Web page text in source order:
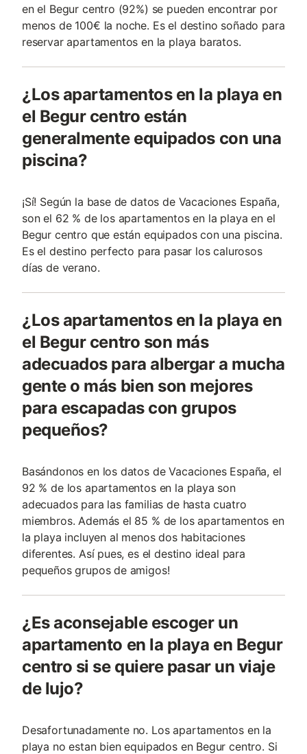
en el Begur centro (92%) se pueden encontrar por
menos de 100€ la noche. Es el destino soñado para
reservar apartamentos en la playa baratos.
¿Los apartamentos en la playa en
el Begur centro están
generalmente equipados con una
piscina?
¡Sí! Según la base de datos de Vacaciones España,
son el 62 % de los apartamentos en la playa en el
Begur centro que están equipados con una piscina.
Es el destino perfecto para pasar los calurosos
días de verano.
¿Los apartamentos en la playa en
el Begur centro son más
adecuados para albergar a mucha
gente o más bien son mejores
para escapadas con grupos
pequeños?
Basándonos en los datos de Vacaciones España, el
92 % de los apartamentos en la playa son
adecuados para las familias de hasta cuatro
miembros. Además el 85 % de los apartamentos en
la playa incluyen al menos dos habitaciones
diferentes. Así pues, es el destino ideal para
pequeños grupos de amigos!
¿Es aconsejable escoger un
apartamento en la playa en Begur
centro si se quiere pasar un viaje
de lujo?
Desafortunadamente no. Los apartamentos en la
playa no estan bien equipados en Begur centro. Si